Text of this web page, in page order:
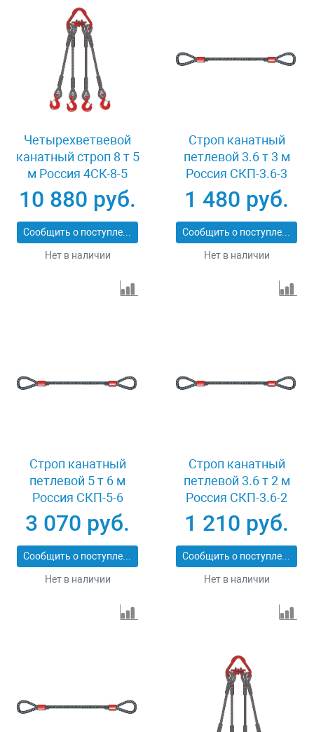
Четырехветвевой
канатный строп 8 т 5
м Россия 4СК-8-5
10 880 руб.
Сообщить о поступлении
Нет в наличии
Строп канатный
петлевой 3.6 т 3 м
Россия СКП-3.6-3
1 480 руб.
Сообщить о поступлении
Нет в наличии
Строп канатный
петлевой 5 т 6 м
Россия СКП-5-6
3 070 руб.
Сообщить о поступлении
Нет в наличии
Строп канатный
петлевой 3.6 т 2 м
Россия СКП-3.6-2
1 210 руб.
Сообщить о поступлении
Нет в наличии